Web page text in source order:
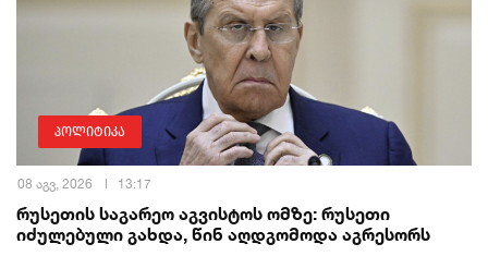
პოლიტიკა
08 აგვ, 2026 13:17
რუსეთის საგარეო აგვისტოს ომზე: რუსეთი
იძულებული გახდა, წინ აღდგომოდა აგრესორს